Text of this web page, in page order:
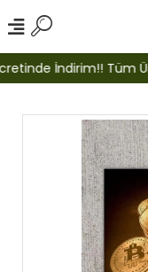
İndirim!! Tüm